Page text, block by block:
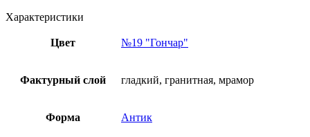
Характеристики
Цвет №19 "Гончар"
Фактурный слой гладкий, гранитная, мрамор
Форма Антик